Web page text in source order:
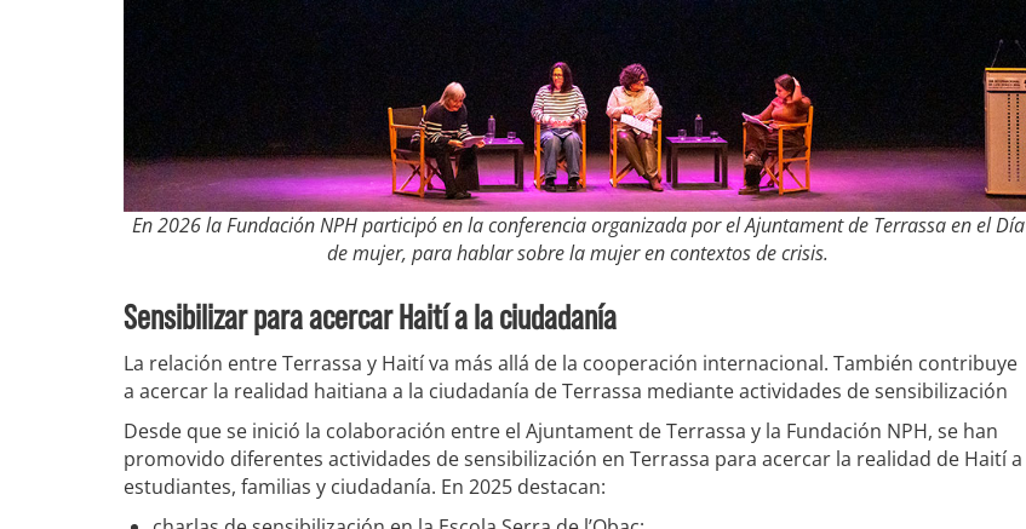
En 2026 la Fundación NPH participó en la conferencia organizada por el Ajuntament de Terrassa en el Día
de mujer, para hablar sobre la mujer en contextos de crisis.
Sensibilizar para acercar Haití a la ciudadanía
La relación entre Terrassa y Haití va más allá de la cooperación internacional. También contribuye
a acercar la realidad haitiana a la ciudadanía de Terrassa mediante actividades de sensibilización
Desde que se inició la colaboración entre el Ajuntament de Terrassa y la Fundación NPH, se han
promovido diferentes actividades de sensibilización en Terrassa para acercar la realidad de Haití a
estudiantes, familias y ciudadanía. En 2025 destacan: